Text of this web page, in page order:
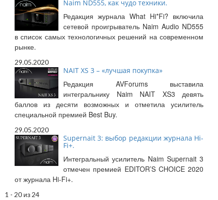
Naim ND555, как чудо техники.
Редакция журнала What Hi*Fi? включила
сетевой проигрыватель Naim Audio ND555
в список самых технологичных решений на современном
рынке.
29.05.2020
NAIT XS 3 – «лучшая покупка»
Редакция AVForums выставила
интегральнику Naim NAIT XS3 девять
баллов из десяти возможных и отметила усилитель
специальной премией Best Buy.
29.05.2020
Supernait 3: выбор редакции журнала Hi-
Fi+.
Интегральный усилитель Naim Supernait 3
отмечен премией EDITOR’S CHOICE 2020
от журнала Hi-Fi+.
1 - 20 из 24